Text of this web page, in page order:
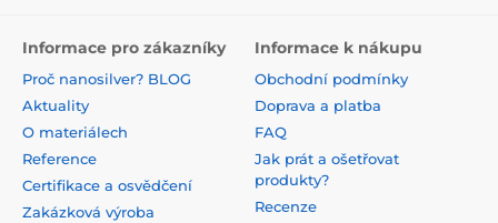
Informace pro zákazníky
Proč nanosilver? BLOG
Aktuality
O materiálech
Reference
Certifikace a osvědčení
Zakázková výroba
Informace k nákupu
Obchodní podmínky
Doprava a platba
FAQ
Jak prát a ošetřovat
produkty?
Recenze